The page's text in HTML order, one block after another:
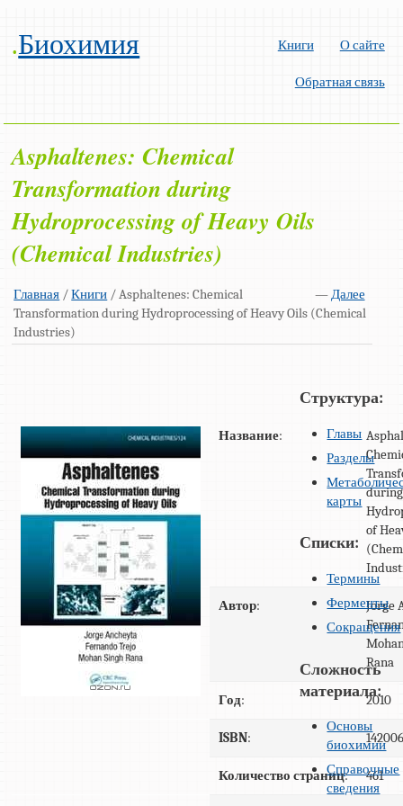
.Биохимия Книги О сайте
Обратная связь
Asphaltenes: Chemical
Transformation during
Hydroprocessing of Heavy Oils
(Chemical Industries)
Главная / —Далее
Книги / Asphaltenes: Chemical
Transformation during Hydroprocessing of Heavy Oils (Chemical
Industries)
Название:
during
of
Автор:
Jorge
Rana
Год: 2010
ISBN:
Количество страниц: 461
Структура:
Главы
Разделы
карты
Списки:
Термины
Ферменты
Сокращения
Сложность
материала:
Основы
биохимии
Справочные
сведения